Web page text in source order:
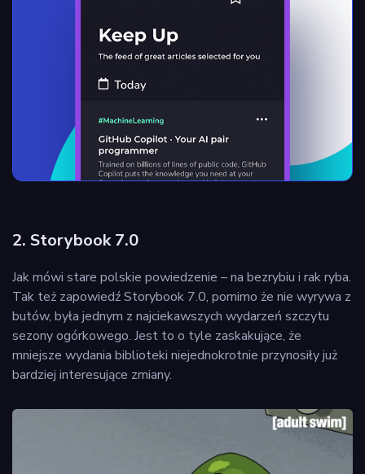
2. Storybook 7.0
Jak mówi stare polskie powiedzenie – na bezrybiu i rak ryba.
Tak też zapowiedź Storybook 7.0, pomimo że nie wyrywa z
butów, była jednym z najciekawszych wydarzeń szczytu
sezony ogórkowego. Jest to o tyle zaskakujące, że
mniejsze wydania biblioteki niejednokrotnie przynosiły już
bardziej interesujące zmiany.